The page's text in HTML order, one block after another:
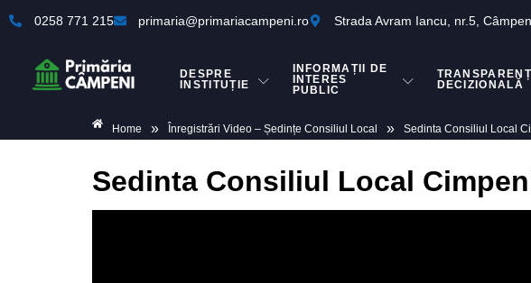
0258 771 215 primaria@primariacampeni.ro Strada Avram Iancu, nr.5,
DESPRE
INSTITUȚIE
INFORMAȚII DE
INTERES
PUBLIC
DECIZIONALĂ
Home » Înregistrări Video – Ședințe Consiliul Local » Sedinta Consiliul Local
Sedinta Consiliul Local